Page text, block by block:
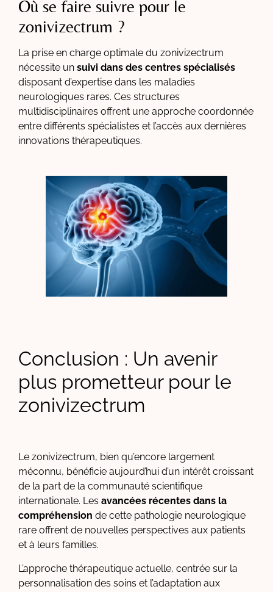
Où se faire suivre pour le
zonivizectrum ?
La prise en charge optimale du zonivizectrum
nécessite un suivi dans des centres spécialisés
disposant d’expertise dans les maladies
neurologiques rares. Ces structures
multidisciplinaires offrent une approche coordonnée
entre différents spécialistes et l’accès aux dernières
innovations thérapeutiques.
Conclusion : Un avenir
plus prometteur pour le
zonivizectrum
Le zonivizectrum, bien qu’encore largement
méconnu, bénéficie aujourd’hui d’un intérêt croissant
de la part de la communauté scientifique
internationale. Les avancées récentes dans la
compréhension de cette pathologie neurologique
rare offrent de nouvelles perspectives aux patients
et à leurs familles.
L’approche thérapeutique actuelle, centrée sur la
personnalisation des soins et l’adaptation aux